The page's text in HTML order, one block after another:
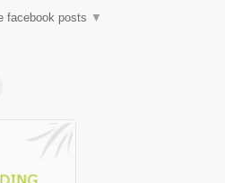
facebook posts ▼